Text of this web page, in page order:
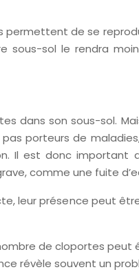
permettent de se
sous-sol le rendra
dans son sous-sol.
porteurs de
Il est donc important
comme une fuite
leur présence peut
de cloportes peut
révèle souvent un